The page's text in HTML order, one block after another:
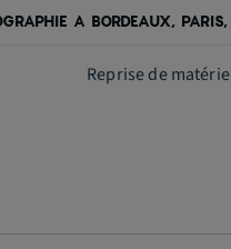
A BORDEAUX, PARIS,
Reprise de